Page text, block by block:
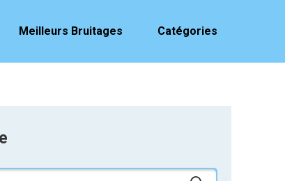
Meilleurs Bruitages Catégories